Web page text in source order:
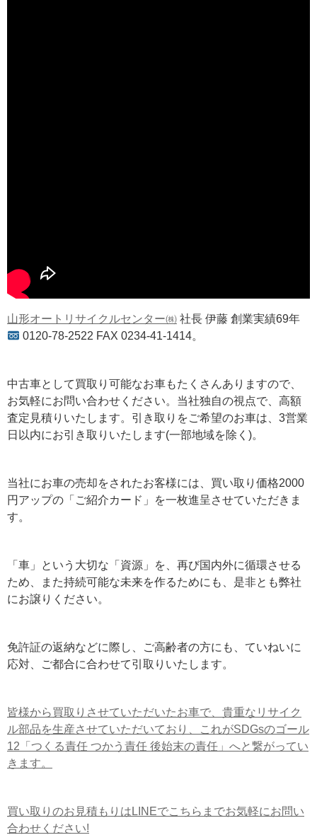
山形オートリサイクルセンター㈱ 社長 伊藤 創業実績69年
0120-78-2522 FAX 0234-41-1414。
中古車として買取り可能なお車もたくさんありますので、
お気軽にお問い合わせください。当社独自の視点で、高額
査定見積りいたします。引き取りをご希望のお車は、3営業
日以内にお引き取りいたします(一部地域を除く)。
当社にお車の売却をされたお客様には、買い取り価格2000
円アップの「ご紹介カード」を一枚進呈させていただきま
す。
「車」という大切な「資源」を、再び国内外に循環させる
ため、また持続可能な未来を作るためにも、是非とも弊社
にお譲りください。
免許証の返納などに際し、ご高齢者の方にも、ていねいに
応対、ご都合に合わせて引取りいたします。
皆様から買取りさせていただいたお車で、貴重なリサイク
ル部品を生産させていただいており、これがSDGsのゴール
12「つくる責任 つかう責任 後始末の責任」へと繋がってい
きます。
買い取りのお見積もりはLINEでこちらまでお気軽にお問い
合わせください!